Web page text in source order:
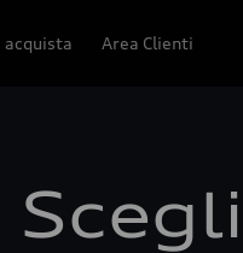
acquista Area Clienti